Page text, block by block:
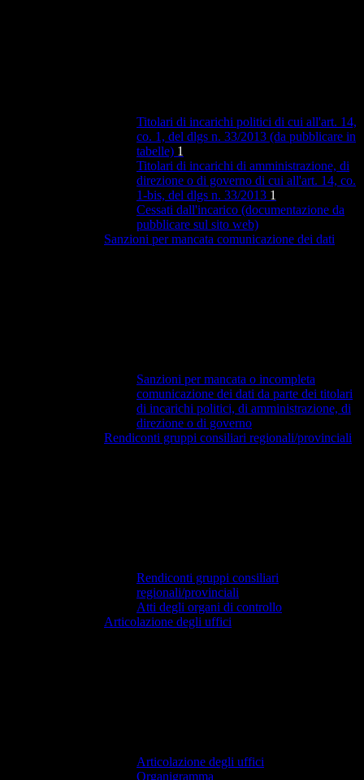
Titolari di incarichi politici di cui all'art. 14,
co. 1, del dlgs n. 33/2013 (da pubblicare in
tabelle) 1
Titolari di incarichi di amministrazione, di
direzione o di governo di cui all'art. 14, co.
1-bis, del dlgs n. 33/2013 1
Cessati dall'incarico (documentazione da
pubblicare sul sito web)
Sanzioni per mancata comunicazione dei dati
Sanzioni per mancata o incompleta
comunicazione dei dati da parte dei titolari
di incarichi politici, di amministrazione, di
direzione o di governo
Rendiconti gruppi consiliari regionali/provinciali
Rendiconti gruppi consiliari
regionali/provinciali
Atti degli organi di controllo
Articolazione degli uffici
Articolazione degli uffici
Organigramma